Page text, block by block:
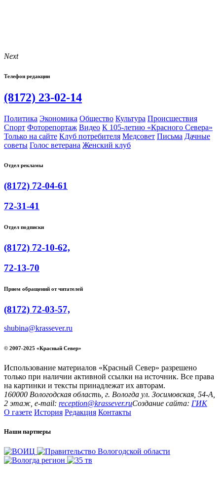
Next
Телефон редакции
(8172) 23-02-14
Политика Экономика Общество Культура Происшествия
Спорт Фоторепортаж Видео К 105-летию «Красного Севера»
Только на сайте Клуб потребителя Медсовет Письма Дачные
советы Голос ветерана Женский клуб
Отдел рекламы
(8172) 72-04-61
72-31-41
Отдел подписки
(8172) 72-10-62,
72-13-70
Прием обращений от читателей
(8172) 72-03-57,
shubina@krassever.ru
© 2007-2025 «Красный Север»
Использование материалов «Красный Север» разрешено
только при наличии активной ссылки на источник. Все права
на картинки и тексты принадлежат их авторам.
160000 Вологодская область, г. Вологда ул. Зосимовская, 54-А,
2 этаж, e-mail: reception@krassever.ruСоздание сайта: ГИК
О газете История Редакция Контакты
Наши партнеры